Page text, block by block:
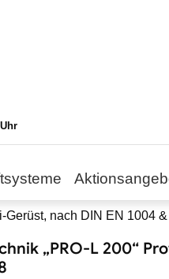
Gerüst, nach DIN EN 1004
„PRO-L 200“